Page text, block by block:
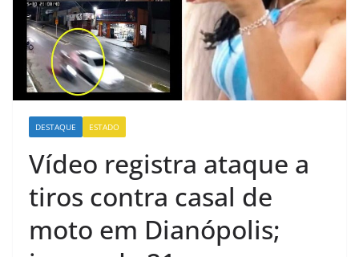
DESTAQUE ESTADO
Vídeo registra ataque a
tiros contra casal de
moto em Dianópolis;